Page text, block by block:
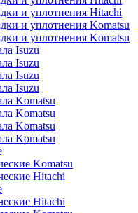
и уплотнения Hitachi
и уплотнения Komatsu
и уплотнения Komatsu
Isuzu
Isuzu
Isuzu
Isuzu
Komatsu
Komatsu
Komatsu
Komatsu
Komatsu
Hitachi
Hitachi